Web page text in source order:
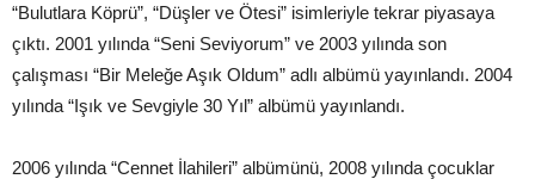
“Bulutlara Köprü”, “Düşler ve Ötesi” isimleriyle tekrar piyasaya
çıktı. 2001 yılında “Seni Seviyorum” ve 2003 yılında son
çalışması “Bir Meleğe Aşık Oldum” adlı albümü yayınlandı. 2004
yılında “Işık ve Sevgiyle 30 Yıl” albümü yayınlandı.
2006 yılında “Cennet İlahileri” albümünü, 2008 yılında çocuklar